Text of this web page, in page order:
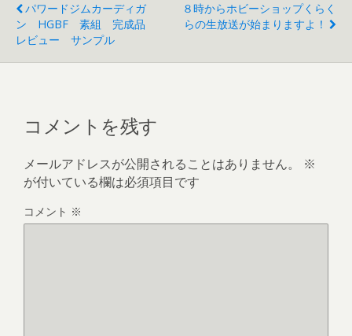
パワードジムカーディガ
ン HGBF 素組 完成品
レビュー サンプル
８時からホビーショップくらく
らの生放送が始まりますよ！
コメントを残す
メールアドレスが公開されることはありません。
※
が付いている欄は必須項目です
コメント ※